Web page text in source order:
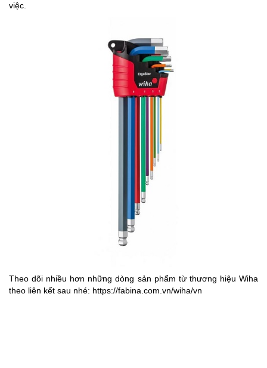
việc.
Theo dõi nhiều hơn những dòng sản phẩm từ thương hiệu Wiha
theo liên kết sau nhé: https://fabina.com.vn/wiha/vn